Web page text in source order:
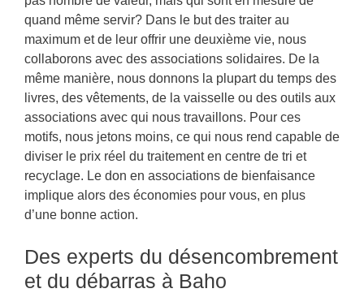
quand même servir? Dans le but des traiter au
maximum et de leur offrir une deuxième vie, nous
collaborons avec des associations solidaires. De la
même manière, nous donnons la plupart du temps des
livres, des vêtements, de la vaisselle ou des outils aux
associations avec qui nous travaillons. Pour ces
motifs, nous jetons moins, ce qui nous rend capable de
diviser le prix réel du traitement en centre de tri et
recyclage. Le don en associations de bienfaisance
implique alors des économies pour vous, en plus
d’une bonne action.
Des experts du désencombrement
et du débarras à Baho